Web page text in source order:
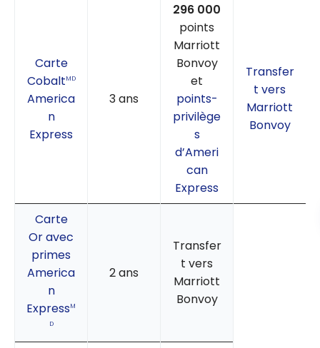
Carte
CobaltMD
America
n
Express
3 ans
296 000
points
Marriott
Bonvoy
et
points-
privilège
s
d’Ameri
can
Express
Transfer
t vers
Marriott
Bonvoy
Carte
Or avec
primes
America
n
ExpressM
D
2 ans
Transfer
t vers
Marriott
Bonvoy